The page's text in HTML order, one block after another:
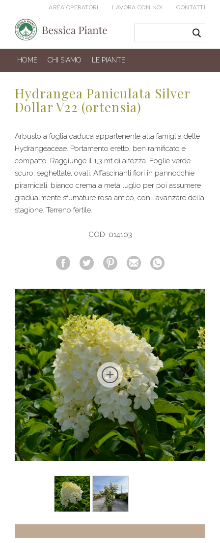
AREA OPERATORI LAVORA CON NOI CONTATTI
HOME CHI SIAMO LE PIANTE
Hydrangea Paniculata Silver
Dollar V22 (ortensia)
Arbusto a foglia caduca appartenente alla famiglia delle
Hydrangeaceae. Portamento eretto, ben ramificato e
compatto. Raggiunge il 1,3 mt di altezza. Foglie verde
scuro, seghettate, ovali. Affascinanti fiori in pannocchie
piramidali, bianco crema a metà luglio per poi assumere
gradualmente sfumature rosa antico, con l'avanzare della
stagione. Terreno fertile.
COD. 014103